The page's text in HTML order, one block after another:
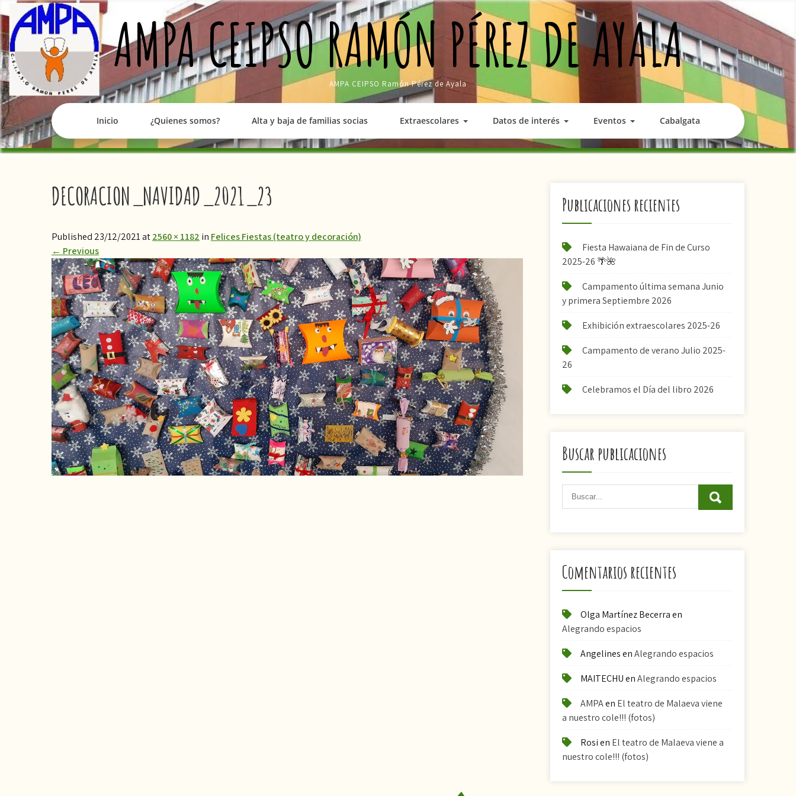
to
content
AMPA CEIPSO RAMÓN PÉREZ DE AYALA
AMPA CEIPSO Ramón Pérez de Ayala
Inicio ¿Quienes somos? Alta y baja de familias socias Extraescolares Datos de interés Eventos Cabalgata
DECORACION_NAVIDAD_2021_23
Published 23/12/2021 at2560 × 1182 in Felices Fiestas (teatro y decoración)
← Previous
Publicaciones recientes
Fiesta Hawaiana de Fin de Curso
2025-26 🌴🌺
Campamento última semana Junio
y primera Septiembre 2026
Exhibición extraescolares 2025-26
Campamento de verano Julio 2025-
26
Celebramos el Día del libro 2026
Buscar publicaciones
Comentarios recientes
Olga Martínez Becerraen
Alegrando espacios
AngelinesenAlegrando espacios
MAITECHUenAlegrando espacios
AMPAen El teatro de Malaeva viene
a nuestro cole!!! (fotos)
Rosien El teatro de Malaeva viene a
nuestro cole!!! (fotos)